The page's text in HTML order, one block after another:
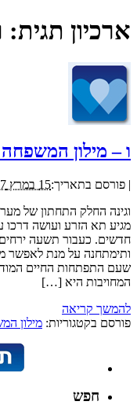
ארכיון תגית:
ו – מילון
| פורסם בתאריך:15 במרץ 2007
וגינה החלק התחתון של
מגיע תא הזרע ועושה דרכו
חדשים. כעבור תשעה
ותימתחנה על מנת לאפשר
שעם התפתחות החיים
המחויבות היא […]
להמשך קריאה
פורסם בקטגוריות: מילון
חפש